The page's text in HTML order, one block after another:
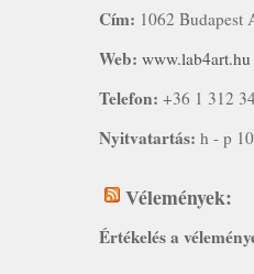
Cím: 1062 Budapest
Web: www.lab4art.hu
Telefon: +36 1 312
Nyitvatartás: h - p
Vélemények:
Értékelés a